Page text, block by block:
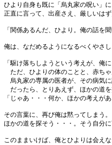
ひより自身も既に「烏丸家の呪い」
正直に言って、出産さえ、厳しいはず
「関係あるんだ、ひより。俺の話を聞
俺は、なだめるようになるべくやさし
「駆け落ちしようという考えが、俺
ただ、ひよりの体のことと、赤ちゃ
烏丸家の専属の医者が、その病気
だったら、とりあえず、ほかの道
「じゃあ・・・何か、ほかの考えが
その言葉に、再び俺は黙ってしまう。
ほかの道を探そう・・・。そう自分
このままいけば、俺とひよりは会えな